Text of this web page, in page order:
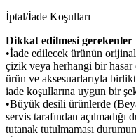
İptal/İade Koşulları
Dikkat edilmesi gerekenler
•İade edilecek ürünün
çizik veya herhangi bir hasar
ürün ve aksesuarlarıyla
iade koşullarına uygun bir
•Büyük desili ürünlerde
servis tarafından açılmadığı
tutanak tutulmaması